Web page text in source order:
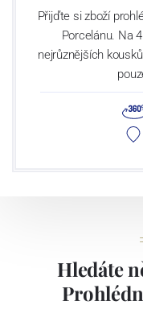
Přijďte si zboží
Porcelánu. Na
nejrůznějších
Hledáte